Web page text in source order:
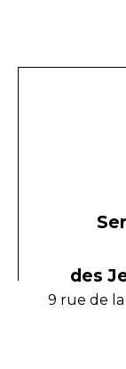
des
9 rue de la